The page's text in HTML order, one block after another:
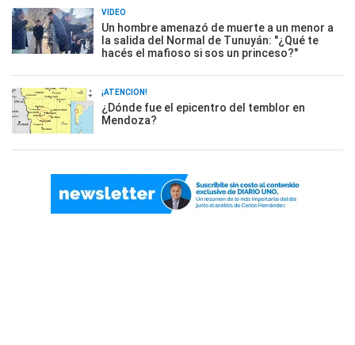
VIDEO
Un hombre amenazó de muerte a un menor a
la salida del Normal de Tunuyán: "¿Qué te
hacés el mafioso si sos un princeso?"
¡ATENCIÓN!
¿Dónde fue el epicentro del temblor en
Mendoza?